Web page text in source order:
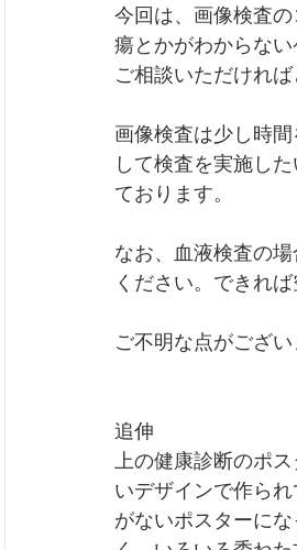
今回は、画像検査
瘍とかがわからな
ご相談いただければ
画像検査は少し時
して検査を実施し
ております。
なお、血液検査の
ください。できれ
ご不明な点がござ
追伸
上の健康診断のポ
いデザインで作ら
がないポスターに